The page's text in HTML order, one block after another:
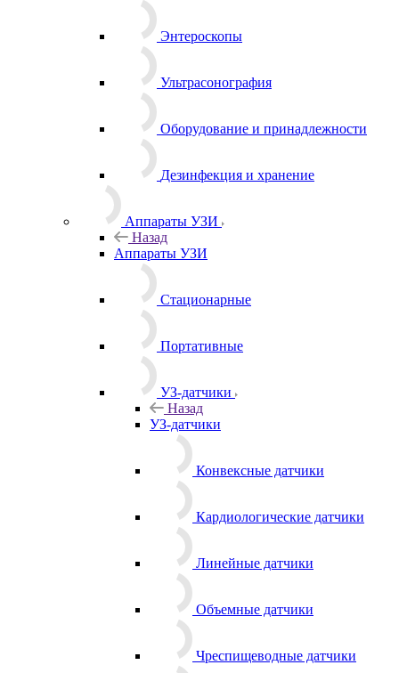
Энтероскопы
Ультрасонография
Оборудование и принадлежности
Дезинфекция и хранение
Аппараты УЗИ
Назад
Аппараты УЗИ
Стационарные
Портативные
УЗ-датчики
Назад
УЗ-датчики
Конвексные датчики
Кардиологические датчики
Линейные датчики
Объемные датчики
Чреспищеводные датчики